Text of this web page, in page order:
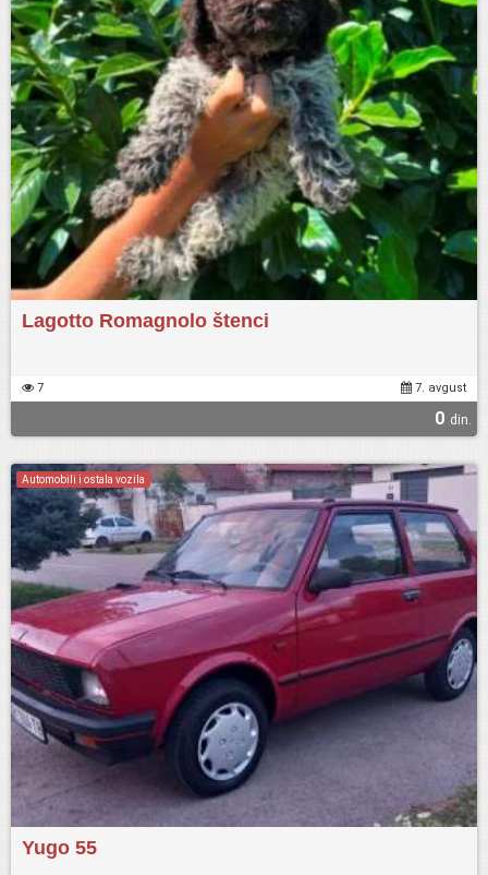
Lagotto Romagnolo štenci
7 7. avgust
0 din.
Automobili i ostala vozila
Yugo 55